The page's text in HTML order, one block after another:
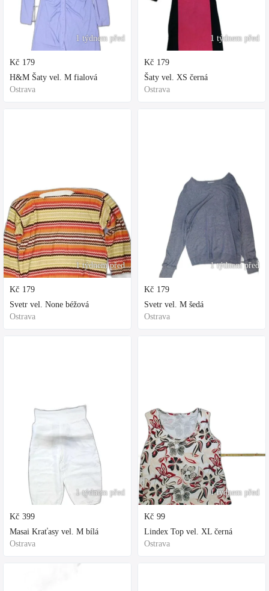
1 týdnem před
Kč 179
H&M Šaty vel. M fialová
Ostrava
1 týdnem před
Kč 179
Svetr vel. None béžová
Ostrava
1 týdnem před
Kč 399
Masai Kraťasy vel. M bílá
Ostrava
1 týdnem před
Kč 179
Šaty vel. XS černá
Ostrava
1 týdnem před
Kč 179
Svetr vel. M šedá
Ostrava
1 týdnem před
Kč 99
Lindex Top vel. XL černá
Ostrava